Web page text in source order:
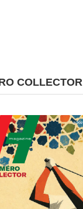
COLLECTOR